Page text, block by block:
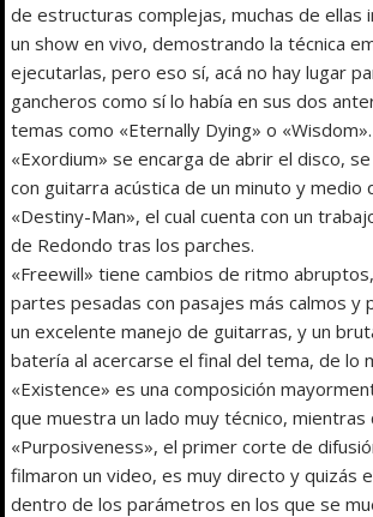
de estructuras complejas, muchas de ellas
un show en vivo, demostrando la técnica
ejecutarlas, pero eso sí, acá no hay lugar
gancheros como sí lo había en sus dos
temas como «Eternally Dying» o «Wisdom».
«Exordium» se encarga de abrir el disco,
con guitarra acústica de un minuto y medio
«Destiny-Man», el cual cuenta con un
de Redondo tras los parches.
«Freewill» tiene cambios de ritmo
partes pesadas con pasajes más calmos y
un excelente manejo de guitarras, y un
batería al acercarse el final del tema, de lo
«Existence» es una composición
que muestra un lado muy técnico, mientras
«Purposiveness», el primer corte de
filmaron un video, es muy directo y quizás
dentro de los parámetros en los que se